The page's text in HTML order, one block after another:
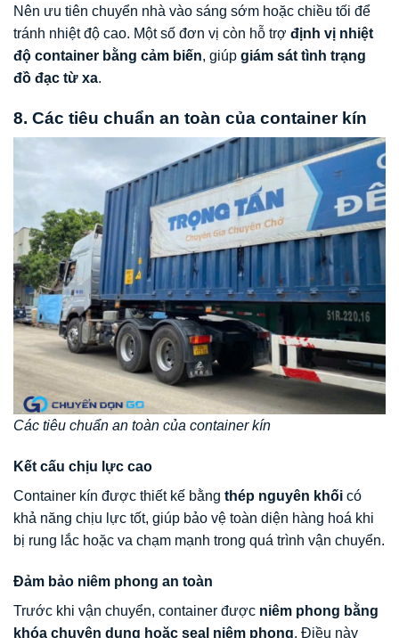
Nên ưu tiên chuyển nhà vào sáng sớm hoặc chiều tối để
tránh nhiệt độ cao. Một số đơn vị còn hỗ trợ định vị nhiệt
độ container bằng cảm biến, giúp giám sát tình trạng
đồ đạc từ xa.
8. Các tiêu chuẩn an toàn của container kín
Các tiêu chuẩn an toàn của container kín
Kết cấu chịu lực cao
Container kín được thiết kế bằng thép nguyên khối có
khả năng chịu lực tốt, giúp bảo vệ toàn diện hàng hoá khi
bị rung lắc hoặc va chạm mạnh trong quá trình vận chuyển.
Đảm bảo niêm phong an toàn
Trước khi vận chuyển, container được niêm phong bằng
khóa chuyên dụng hoặc seal niêm phong. Điều này